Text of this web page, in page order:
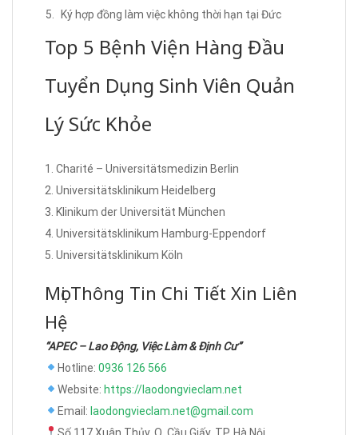
Ký hợp đồng làm việc không thời hạn tại Đức
Top 5 Bệnh Viện Hàng Đầu
Tuyển Dụng Sinh Viên Quản
Lý Sức Khỏe
1. Charité – Universitätsmedizin Berlin
2. Universitätsklinikum Heidelberg
3. Klinikum der Universität München
4. Universitätsklinikum Hamburg-Eppendorf
5. Universitätsklinikum Köln
Mọi Thông Tin Chi Tiết Xin Liên
Hệ
“APEC – Lao Động, Việc Làm & Định Cư”
Hotline: 0936 126 566
Website: https://laodongvieclam.net
Email: laodongvieclam.net@gmail.com
Số 117 Xuân Thủy, Q. Cầu Giấy, TP. Hà Nội